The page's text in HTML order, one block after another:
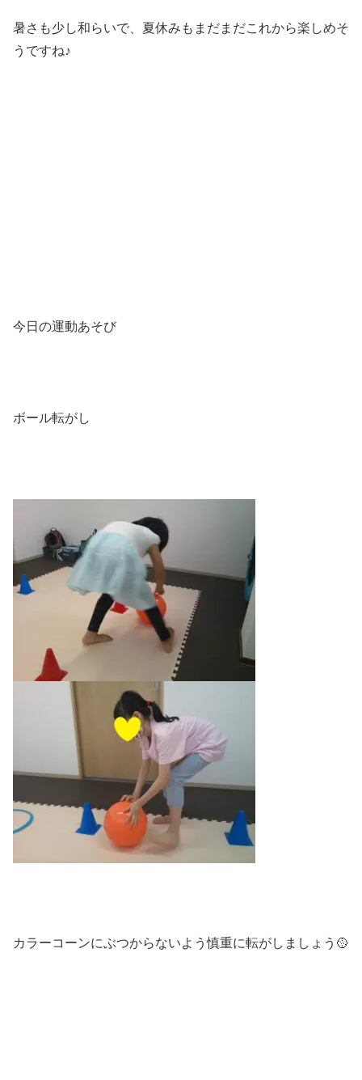
暑さも少し和らいで、夏休みもまだまだこれから楽しめそ
うですね♪
今日の運動あそび
ボール転がし
カラーコーンにぶつからないよう慎重に転がしましょう🥎